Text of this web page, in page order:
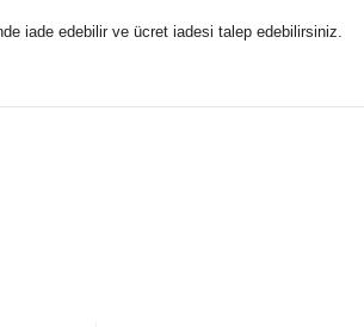
iade edebilir ve ücret iadesi talep edebilirsiniz.